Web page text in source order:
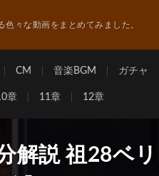
色々な動画をまとめてみました。
CM 音楽BGM ガチャ
章 11章 12章
解説 祖28ベ